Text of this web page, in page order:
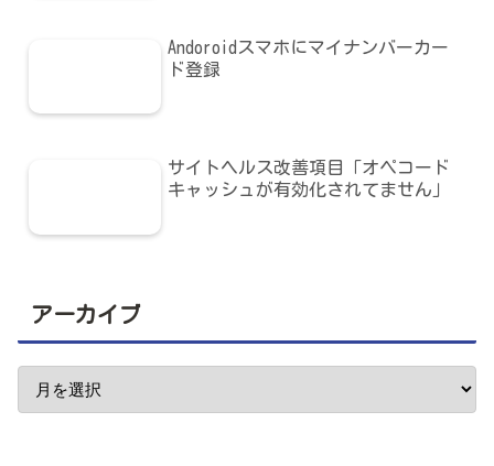
Andoroidスマホにマイナンバーカー
ド登録
サイトヘルス改善項目「オペコード
キャッシュが有効化されてません」
アーカイブ